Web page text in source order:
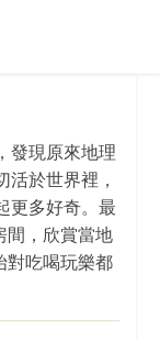
發現原來地理
活於世界裡，
更多好奇。最
間，欣賞當地
對吃喝玩樂都